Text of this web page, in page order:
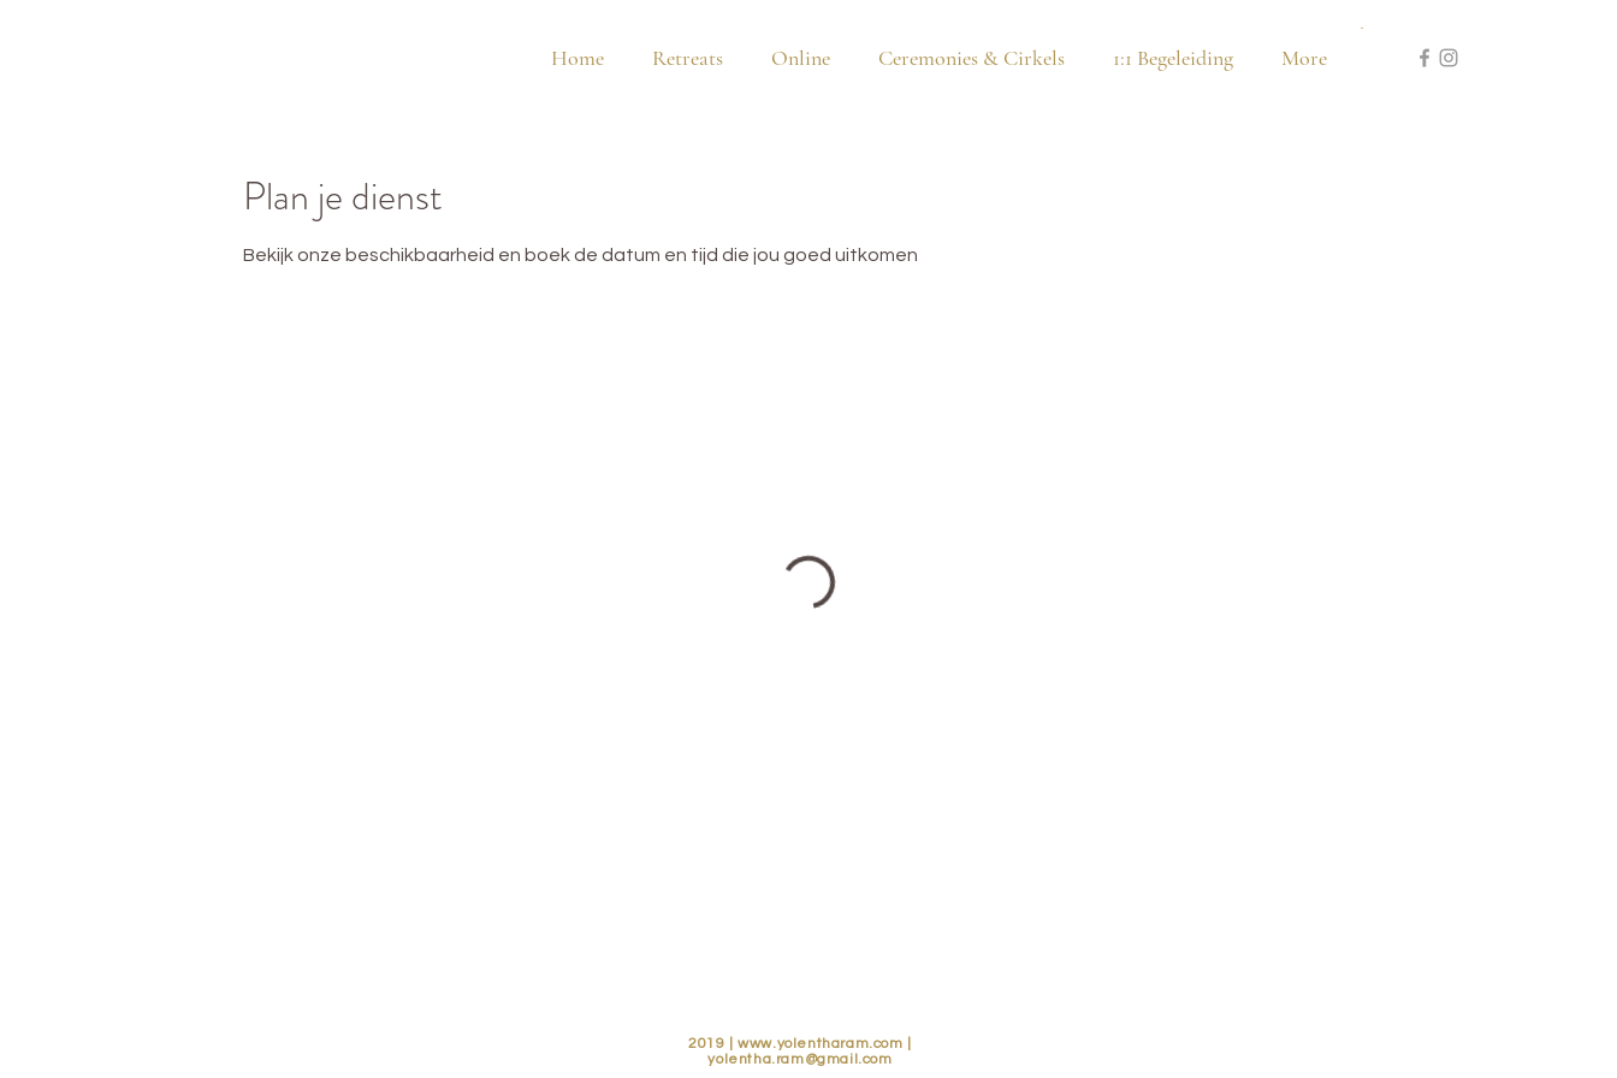
Home Retreats Online Ceremonies & Cirkels 1:1 Begeleiding More
Plan je dienst
Bekijk onze beschikbaarheid en boek de datum en tijd die jou goed uitkomen
2019 |www.yolentharam.com
yolentha.ram@gmail.com